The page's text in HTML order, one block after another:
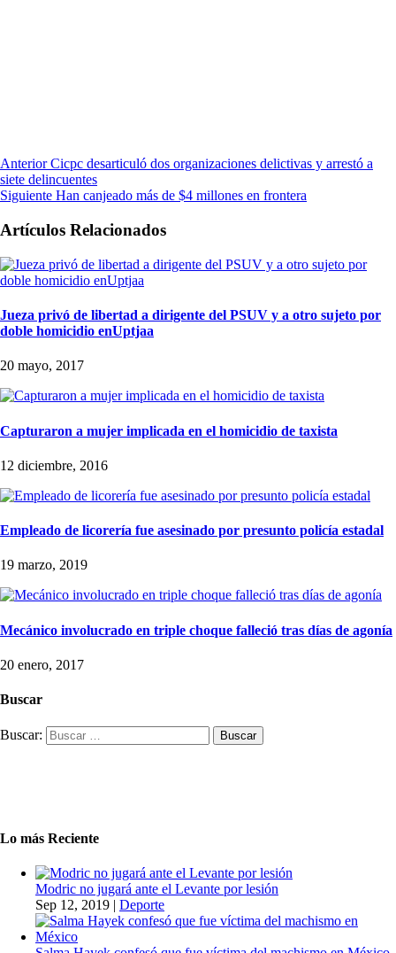
Anterior Cicpc desarticuló dos organizaciones delictivas y arrestó a
siete delincuentes
Siguiente Han canjeado más de $4 millones en frontera
Artículos Relacionados
Jueza privó de libertad a dirigente del PSUV y a otro sujeto por
doble homicidio enUptjaa
20 mayo, 2017
Capturaron a mujer implicada en el homicidio de taxista
12 diciembre, 2016
Empleado de licorería fue asesinado por presunto policía estadal
19 marzo, 2019
Mecánico involucrado en triple choque falleció tras días de agonía
20 enero, 2017
Buscar
Buscar:
Lo más Reciente
Modric no jugará ante el Levante por lesión
Sep 12, 2019 | Deporte